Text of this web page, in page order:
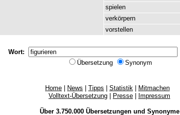
spielen
verkörpern
vorstellen
Wort:
Übersetzung
Synonym
Home News Tipps Statistik
Mitmachen
Volltext-Übersetzung
Presse Impressum
Über 3.750.000 Übersetzungenund Synonyme